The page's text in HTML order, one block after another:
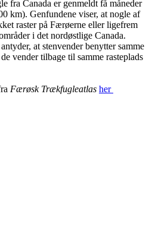
fra Canada er genmeldt få måneder
km). Genfundene viser, at nogle af
raster på Færøerne eller ligefrem
i det nordøstlige Canada.
at stenvender benytter samme
vender tilbage til samme rasteplads
Færøsk Trækfugleatlas her